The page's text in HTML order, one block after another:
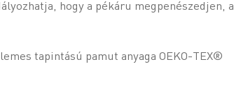
hogy a pékáru megpenészedjen, a
tapintású pamut anyaga OEKO-TEX®